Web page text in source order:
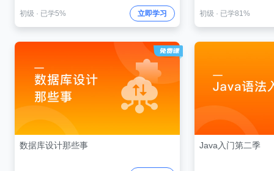
初级 · 已学5% 立即学习 初级 · 已学81%
数据库设计那些事 Java入门第二季